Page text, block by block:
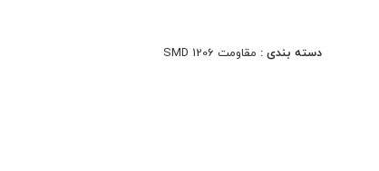
دسته بندی : مقاومت 1206 SMD